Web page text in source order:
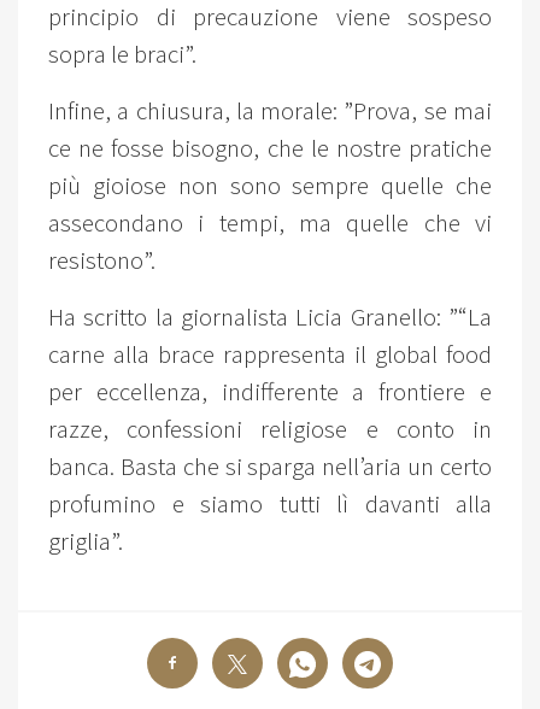
principio di precauzione viene sospeso
sopra le braci”.
Infine, a chiusura, la morale: ”Prova, se mai
ce ne fosse bisogno, che le nostre pratiche
più gioiose non sono sempre quelle che
assecondano i tempi, ma quelle che vi
resistono”.
Ha scritto la giornalista Licia Granello: ”“La
carne alla brace rappresenta il global food
per eccellenza, indifferente a frontiere e
razze, confessioni religiose e conto in
banca. Basta che si sparga nell’aria un certo
profumino e siamo tutti lì davanti alla
griglia”.